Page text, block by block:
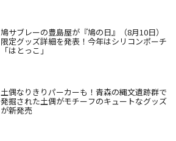
鳩サブレーの豊島屋が『鳩の日』（8月10日）
限定グッズ詳細を発表！今年はシリコンポーチ
「はとっこ」
土偶なりきりパーカーも！青森の縄文遺跡群で
発掘された土偶がモチーフのキュートなグッズ
が新発売